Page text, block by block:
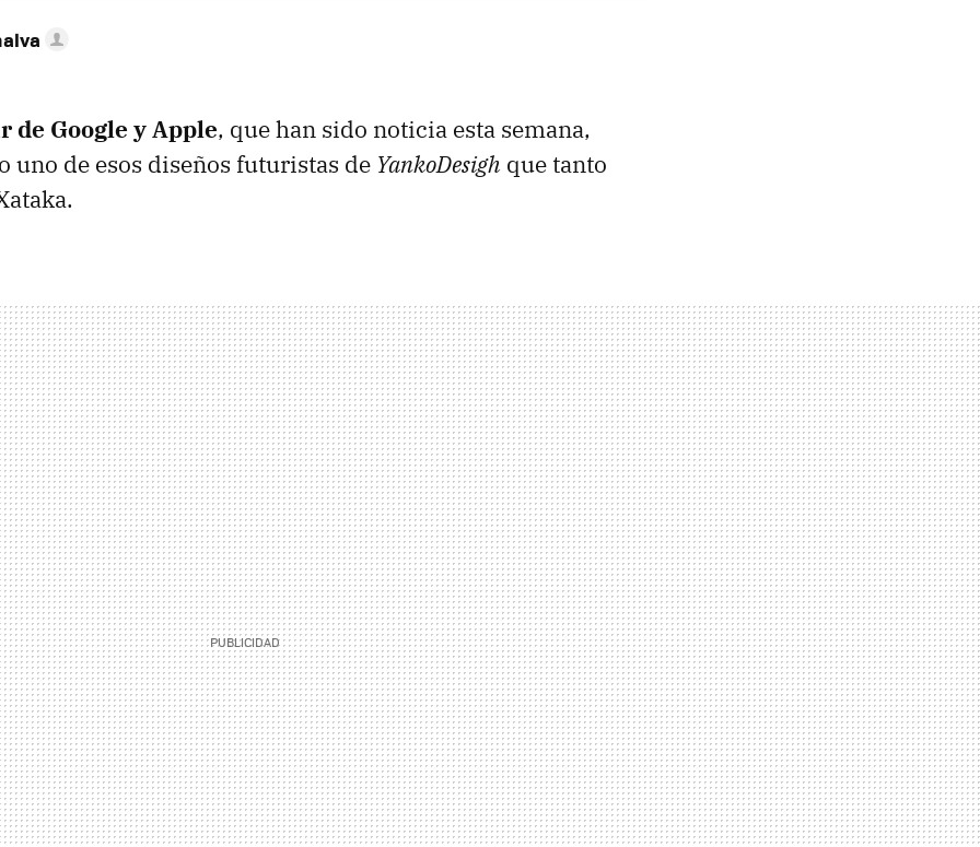
de Google y Apple, que han sido noticia esta semana,
uno de esos diseños futuristas de YankoDesigh que tanto